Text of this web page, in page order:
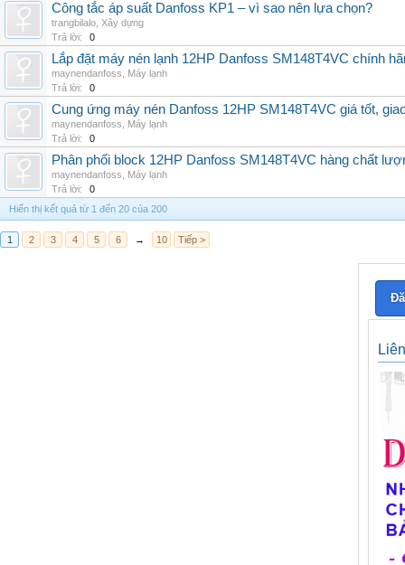
Công tắc áp suất Danfoss KP1 – vì sao nên lựa chọn?
trangbilalo Xây dựng
Trả lời:
0
Lắp đặt máy nén lạnh 12HP Danfoss SM148T4VC chính
maynendanfoss
Máy lạnh
Trả lời:
0
Cung ứng máy nén Danfoss 12HP SM148T4VC giá tốt,
maynendanfoss
Máy lạnh
Trả lời:
0
Phân phối block 12HP Danfoss SM148T4VC hàng chất
maynendanfoss
Máy lạnh
Trả lời:
0
Hiển thị kết quả từ 1 đến 20 của 200
1 2 3 4 5 6 → 10 Tiếp >